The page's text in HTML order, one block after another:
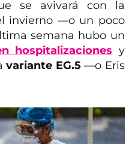
se avivará con la
invierno —o un poco
semana hubo un
hospitalizaciones y
variante EG.5—o Eris